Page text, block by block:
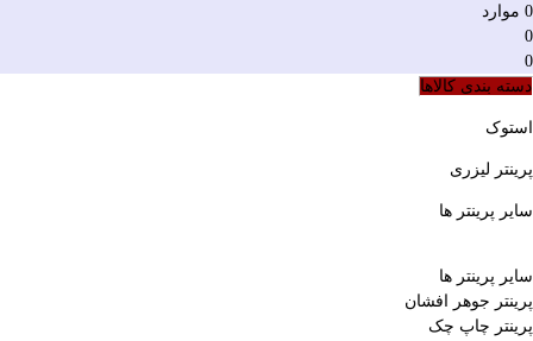
0 موارد
0
0
دسته بندی کالاها
استوک
پرینتر لیزری
سایر پرینتر ها
سایر پرینتر ها
پرینتر جوهر افشان
پرینتر چاپ چک